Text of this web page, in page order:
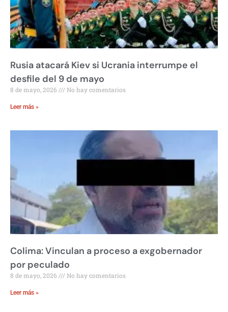
Rusia atacará Kiev si Ucrania interrumpe el
desfile del 9 de mayo
8 de mayo, 2026 No hay comentarios
Leer más »
Colima: Vinculan a proceso a exgobernador
por peculado
8 de mayo, 2026 No hay comentarios
Leer más »